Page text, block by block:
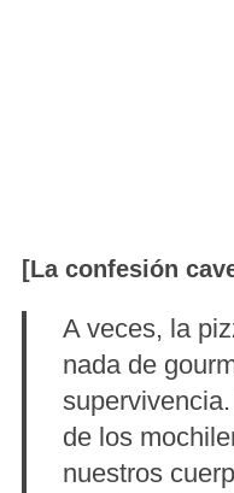
[La confesión
A veces, la
nada de
de los
nuestros